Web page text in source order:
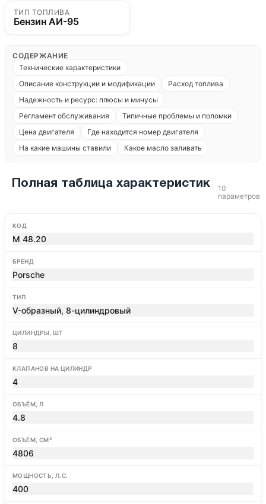
ТИП ТОПЛИВА
Бензин АИ-95
СОДЕРЖАНИЕ
Технические характеристики
Описание конструкции и модификации
Расход топлива
Надежность и ресурс: плюсы и минусы
Регламент обслуживания
Типичные проблемы и поломки
Цена двигателя
Где находится номер двигателя
На какие машины ставили
Какое масло заливать
Полная таблица характеристик
10
параметров
КОД
M 48.20
БРЕНД
Porsche
ТИП
V-образный, 8-цилиндровый
ЦИЛИНДРЫ, ШТ
8
КЛАПАНОВ НА ЦИЛИНДР
4
ОБЪЁМ, Л
4.8
ОБЪЁМ, СМ³
4806
МОЩНОСТЬ, Л.С.
400